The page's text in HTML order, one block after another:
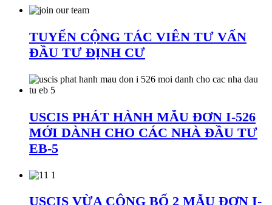
TUYỂN CỘNG TÁC VIÊN TƯ VẤN
ĐẦU TƯ ĐỊNH CƯ
USCIS PHÁT HÀNH MẪU ĐƠN I-526
MỚI DÀNH CHO CÁC NHÀ ĐẦU TƯ
EB-5
USCIS VỪA CÔNG BỐ 2 MẪU ĐƠN I-